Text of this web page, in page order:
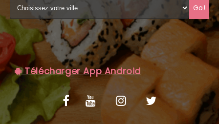
MENTIONS LÉGALES
C.G.V
Go!
Télécharger App Android